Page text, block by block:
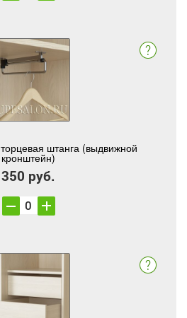
штанга (выдвижной
кронштейн)
350 руб.